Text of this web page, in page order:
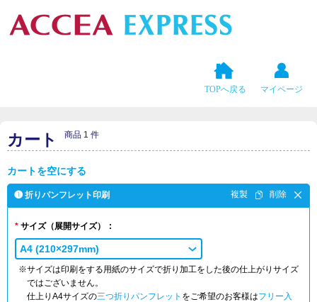
TOPへ戻る マイページ
カート 商品 1 件
カートを空にする
❶ 折りパンフレット印刷
サイズ（展開サイズ）
A4 (210×297mm)
※サイズは印刷をする用紙のサイズで折り加工をした後の仕上がりサイズ
ではございません。
仕上りA4サイズの三つ折りパンフレット をご希望のお客様はフリー入